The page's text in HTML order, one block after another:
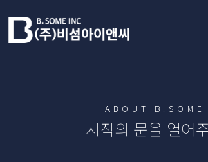
ABOUT B.SOME
시작의 문을 열어